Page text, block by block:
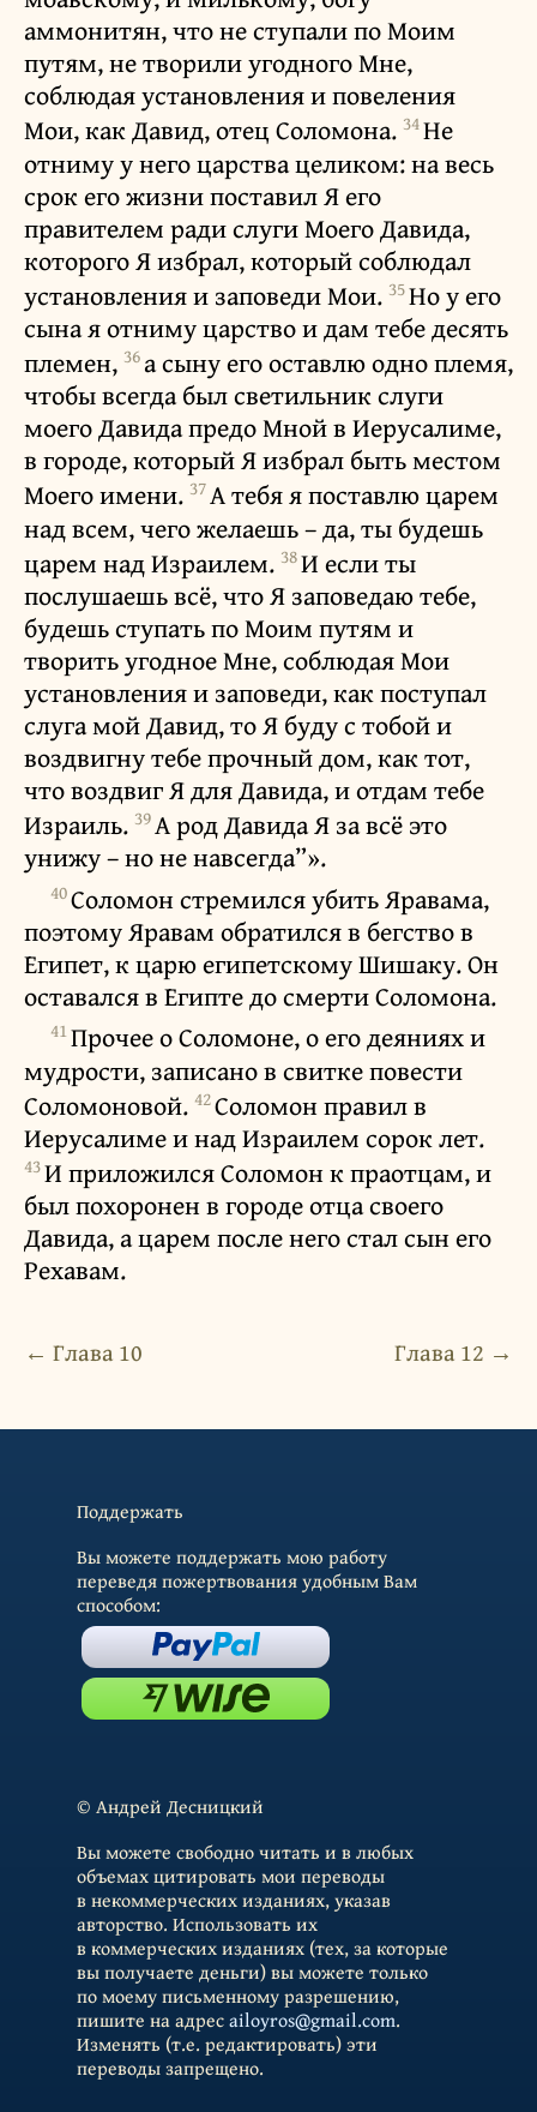
аммонитян, что не ступали по Моим
путям, не творили угодного Мне,
соблюдая установления и повеления
Мои, как Давид, отец Соломона. 34Не
отниму у него царства целиком: на весь
срок его жизни поставил Я его
правителем ради слуги Моего Давида,
которого Я избрал, который соблюдал
установления и заповеди Мои. 35Но у его
сына я отниму царство и дам тебе десять
племен, 36а сыну его оставлю одно племя,
чтобы всегда был светильник слуги
моего Давида предо Мной в Иерусалиме,
в городе, который Я избрал быть местом
Моего имени. 37А тебя я поставлю царем
над всем, чего желаешь – да, ты будешь
царем над Израилем. 38И если ты
послушаешь всё, что Я заповедаю тебе,
будешь ступать по Моим путям и
творить угодное Мне, соблюдая Мои
установления и заповеди, как поступал
слуга мой Давид, то Я буду с тобой и
воздвигну тебе прочный дом, как тот,
что воздвиг Я для Давида, и отдам тебе
Израиль. 39А род Давида Я за всё это
унижу – но не навсегда”».
40Соломон стремился убить Яравама,
поэтому Яравам обратился в бегство в
Египет, к царю египетскому Шишаку. Он
оставался в Египте до смерти Соломона.
41Прочее о Соломоне, о его деяниях и
мудрости, записано в свитке повести
Соломоновой. 42Соломон правил в
Иерусалиме и над Израилем сорок лет.
43И приложился Соломон к праотцам, и
был похоронен в городе отца своего
Давида, а царем после него стал сын его
Рехавам.
← Глава 10 Глава 12 →
Поддержать
Вы можете поддержать мою работу
переведя пожертвования удобным Вам
способом:
© Андрей Десницкий
Вы можете свободно читать и в любых
объемах цитировать мои переводы
в некоммерческих изданиях, указав
авторство. Использовать их
в коммерческих изданиях (тех, за которые
вы получаете деньги) вы можете только
по моему письменному разрешению,
пишите на адресailoyros@gmail.com.
Изменять (т.е. редактировать) эти
переводы запрещено.